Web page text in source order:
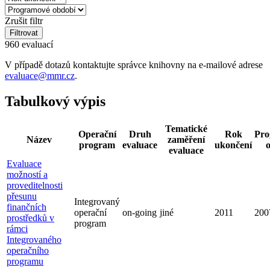
Zrušit filtr
Filtrovat
960 evaluací
V případě dotazů kontaktujte správce knihovny na e-mailové adrese
evaluace@mmr.cz.
Tabulkový výpis
Název
Operační
program
Druh
evaluace
Tematické
zaměření
evaluace
Rok
ukončení
Evaluace
možností a
proveditelnosti
přesunu
finančních
prostředků v
rámci
Integrovaného
operačního
programu
Integrovaný
operační
program
on-going jiné 2011